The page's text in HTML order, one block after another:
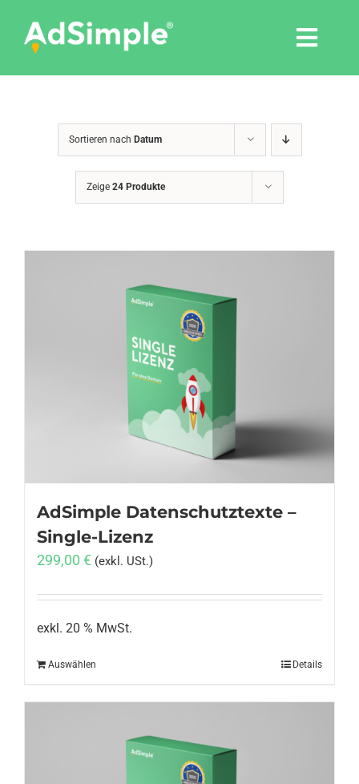
content
Pressemitteilungen
Shop
Sortieren nach Datum
Zeige 24 Produkte
AdSimple Datenschutztexte –
Single-Lizenz
299,00 € (exkl. USt.)
exkl. 20 % MwSt.
Auswählen Details